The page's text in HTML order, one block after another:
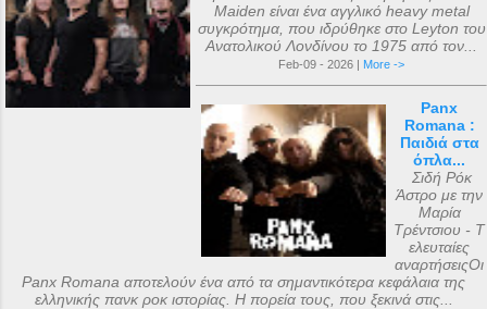
Maiden είναι ένα αγγλικό heavy metal
συγκρότημα, που ιδρύθηκε στο Leyton του
Ανατολικού Λονδίνου το 1975 από τον...
Feb-09 - 2026 | More ->
Panx
Romana :
Παιδιά στα
όπλα...
Σιδή Ρόκ
Άστρο με την
Μαρία
Τρέντσιου - Τ
ελευταίες
αναρτήσειςΟι
Panx Romana αποτελούν ένα από τα σημαντικότερα κεφάλαια της
ελληνικής πανκ ροκ ιστορίας. Η πορεία τους, που ξεκινά στις...